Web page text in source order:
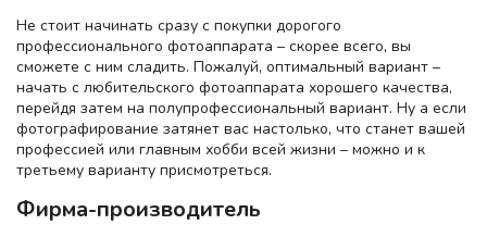
Не стоит начинать сразу с покупки дорогого
профессионального фотоаппарата – скорее всего, вы
сможете с ним сладить. Пожалуй, оптимальный вариант –
начать с любительского фотоаппарата хорошего качества,
перейдя затем на полупрофессиональный вариант. Ну а если
фотографирование затянет вас настолько, что станет вашей
профессией или главным хобби всей жизни – можно и к
третьему варианту присмотреться.
Фирма-производитель